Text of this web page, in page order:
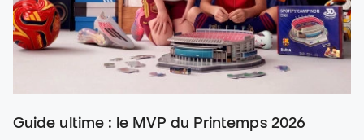
Guide ultime : le MVP du Printemps 2026